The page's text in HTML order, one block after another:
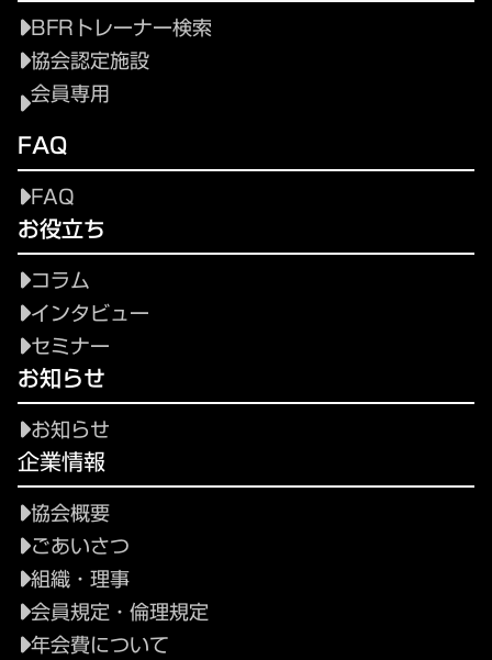
BFRトレーナー検索
協会認定施設
会員専用
FAQ
FAQ
お役立ち
コラム
インタビュー
セミナー
お知らせ
お知らせ
企業情報
協会概要
ごあいさつ
組織・理事
会員規定・倫理規定
年会費について